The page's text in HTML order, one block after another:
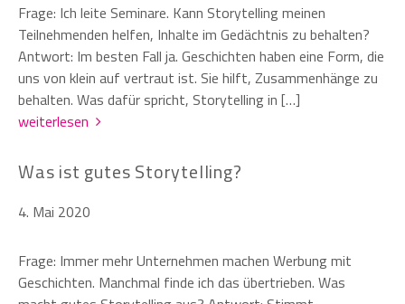
Frage: Ich leite Seminare. Kann Storytelling meinen
Teilnehmenden helfen, Inhalte im Gedächtnis zu behalten?
Antwort: Im besten Fall ja. Geschichten haben eine Form, die
uns von klein auf vertraut ist. Sie hilft, Zusammenhänge zu
behalten. Was dafür spricht, Storytelling in […]
weiterlesen
Was ist gutes Storytelling?
4. Mai 2020
Frage: Immer mehr Unternehmen machen Werbung mit
Geschichten. Manchmal finde ich das übertrieben. Was